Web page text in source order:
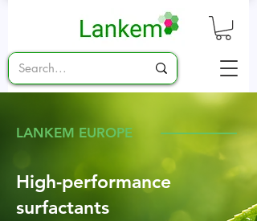
LANKEM EUROPE
High-performance
surfactants